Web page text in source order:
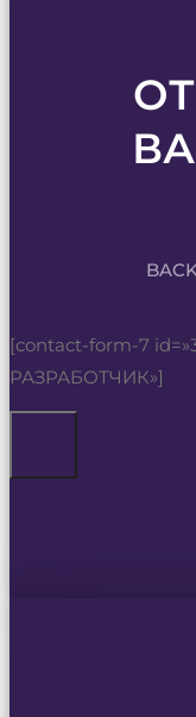
[contact-form-7
РАЗРАБОТЧИК»]